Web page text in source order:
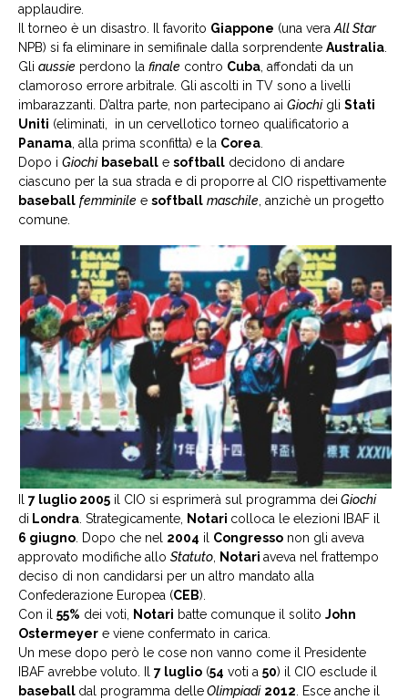
applaudire.
Il torneo è un disastro. Il favorito Giappone (una vera All Star
NPB) si fa eliminare in semifinale dalla sorprendente Australia
Gli aussie perdono la finale contro Cuba , affondati da un
clamoroso errore arbitrale. Gli ascolti in TV sono a livelli
imbarazzanti. D’altra parte, non partecipano ai Giochigli Stati
Uniti (eliminati, in un cervellotico torneo qualificatorio a
Panama , alla prima sconfitta) e la Corea
Dopo i Giochi baseball e softball decidono di andare
ciascuno per la sua strada e di proporre al CIO rispettivamente
baseball femminile e softball maschile , anzichè un progetto
comune.
Il 7 luglio 2005 il CIO si esprimerà sul programma dei Giochi
di Londra. Strategicamente, Notari colloca le elezioni IBAF il
6 giugno. Dopo che nel 2004 il Congresso non gli aveva
approvato modifiche allo Statuto, Notari aveva nel frattempo
deciso di non candidarsi per un altro mandato alla
Confederazione Europea (CEB).
Con il 55% dei voti, Notari batte comunque il solito John
Ostermeyer e viene confermato in carica.
Un mese dopo però le cose non vanno come il Presidente
IBAF avrebbe voluto. Il 7 luglio (54 voti a 50) il CIO esclude il
baseball dal programma delleOlimpiadi 2012. Esce anche il